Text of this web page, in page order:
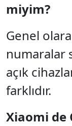
miyim?
Genel
numaralar
açık
farklıdır.
Xiaomi de